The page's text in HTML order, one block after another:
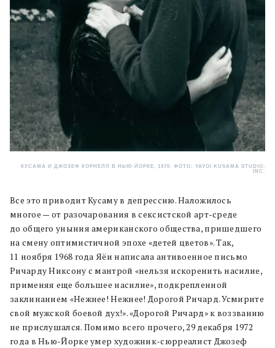
КУСАМА И ДЖОЗЕФ КОРНЕЛЛ В НЬЮ-ЙОРКЕ, 1970. ФОТО: YAYOI KUSAMA STUDIO,
INC.
Все это приводит Кусаму в депрессию. Наложилось
многое — от разочарования в сексистской арт-среде
до общего уныния американского общества, пришедшего
на смену оптимистичной эпохе «детей цветов». Так,
11 ноября 1968 года Яёи написала антивоенное письмо
Ричарду Никсону с мантрой «нельзя искоренить насилие,
применяя еще большее насилие», подкрепленной
заклинанием «Нежнее! Нежнее! Дорогой Ричард. Усмирите
свой мужской боевой дух!». «Дорогой Ричард» к воззванию
не прислушался. Помимо всего прочего, 29 декабря 1972
года в Нью-Йорке умер художник-сюрреалист Джозеф